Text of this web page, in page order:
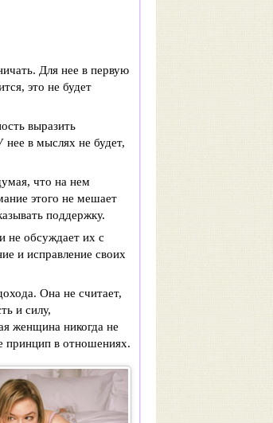
Для нее в первую
это не будет
выразить
нее в мыслях не будет,
что на нем
этого не мешает
поддержку.
не обсуждает их с
и исправление своих
Она не считает,
и силу,
женщина никогда не
принцип в отношениях.